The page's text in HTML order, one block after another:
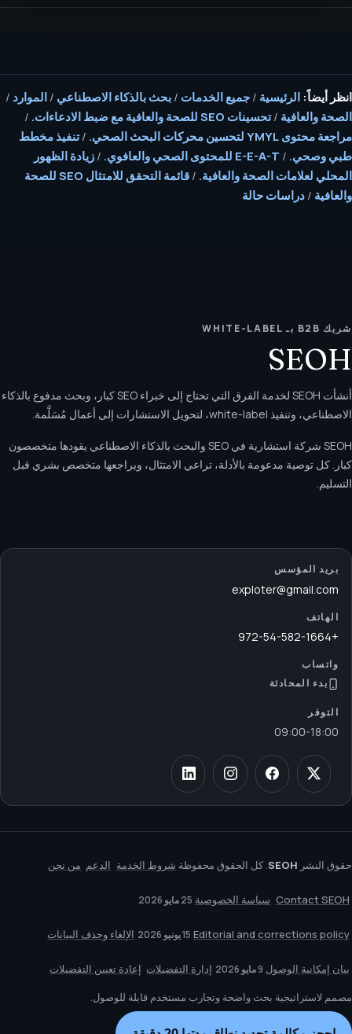
انظر أيضاً: الرئيسية / جميع الخدمات / بحث بالذكاء الاصطناعي / الموارد /
الصحة والعافية /تحسينات SEO للصحة والعافية مع ضبط الادعاءات.
/
مراجعة محتوى YMYL لتحسين محركات البحث الصحي.
/تنفيذ مخطط
طبي وصحي. / E-E-A-T للمحتوى الصحي والعافوي. / زيادة الظهور
المحلي لعلامات الصحة والعافية. /
قائمة التحقق للامتثال SEO للصحة
والعافية / دراسات حالة
شريك B2B بـ WHITE-LABEL
SEOH
أنشأت SEOH لخدمة الفرق التي تحتاج إلى خبراء SEO كبار، وبحث مدفوع بالذكاء
الاصطناعي، وتنفيذ white-label، لتحويل الاستشارات إلى أعمال مُسَلَّمة.
SEOH شركة استشارية في SEO والبحث بالذكاء الاصطناعي يقودها متخصصون
كبار. كل توصية مدعومة بالأدلة، تراعي الامتثال، ويراجعها متخصص بشري قبل
التسليم.
بريد المؤسس
exploter@gmail.com
الهاتف
+972-54-582-1664
واتساب
بدء المحادثة
التوفر
09:00-18:00
حقوق النشر SEOH . كل الحقوق محفوظة شروط الخدمة الدعم من نحن
Contact SEOH سياسة الخصوصية 25 مايو 2026
Editorial and corrections policy 15 يونيو 2026 الإلغاء وحذف البيانات
بيان إمكانية الوصول 9 مايو 2026 إدارة التفضيلات إعادة تعيين التفضيلات
مصمم لاستراتيجية بحث واضحة وتجارب مستخدم قابلة للوصول.